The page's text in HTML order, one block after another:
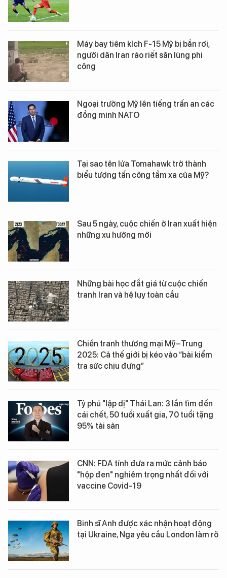
Máy bay tiêm kích F-15 Mỹ bị bắn rơi,
người dân Iran ráo riết săn lùng phi
công
Ngoại trưởng Mỹ lên tiếng trấn an các
đồng minh NATO
Tại sao tên lửa Tomahawk trở thành
biểu tượng tấn công tầm xa của Mỹ?
Sau 5 ngày, cuộc chiến ở Iran xuất hiện
những xu hướng mới
Những bài học đắt giá từ cuộc chiến
tranh Iran và hệ lụy toàn cầu
Chiến tranh thương mại Mỹ–Trung
2025: Cả thế giới bị kéo vào “bài kiểm
tra sức chịu đựng”
Tỷ phú "lập dị" Thái Lan: 3 lần tìm đến
cái chết, 50 tuổi xuất gia, 70 tuổi tặng
95% tài sản
CNN: FDA tính đưa ra mức cảnh báo
"hộp đen" nghiêm trọng nhất đối với
vaccine Covid-19
Binh sĩ Anh được xác nhận hoạt động
tại Ukraine, Nga yêu cầu London làm rõ